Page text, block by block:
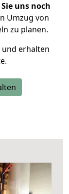
uns noch
Umzug von
zu planen.
und erhalten